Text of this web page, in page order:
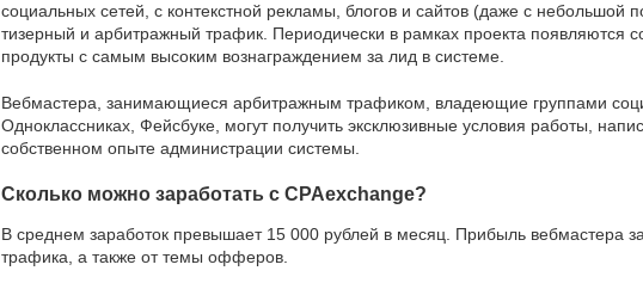
социальных сетей, с контекстной рекламы, блогов и сайтов (даже с небольшой
тизерный и арбитражный трафик. Периодически в рамках проекта появляются
продукты с самым высоким вознаграждением за лид в системе.
Вебмастера, занимающиеся арбитражным трафиком, владеющие группами
Одноклассниках, Фейсбуке, могут получить эксклюзивные условия работы,
собственном опыте администрации системы.
Сколько можно заработать с CPAexchange?
В среднем заработок превышает 15 000 рублей в месяц. Прибыль вебмастера
трафика, а также от темы офферов.